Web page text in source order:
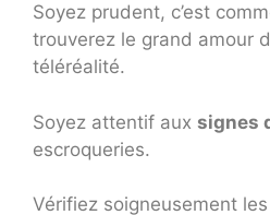
Soyez prudent, c’est
trouverez le grand amour
téléréalité.
Soyez attentif aux signes
escroqueries.
Vérifiez soigneusement